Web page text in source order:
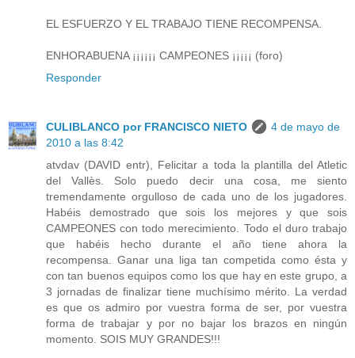
EL ESFUERZO Y EL TRABAJO TIENE RECOMPENSA.
ENHORABUENA ¡¡¡¡¡¡ CAMPEONES ¡¡¡¡¡ (foro)
Responder
CULIBLANCO por FRANCISCO NIETO
4 de mayo de
2010 a las 8:42
atvdav (DAVID entr), Felicitar a toda la plantilla del Atletic
del Vallès. Solo puedo decir una cosa, me siento
tremendamente orgulloso de cada uno de los jugadores.
Habéis demostrado que sois los mejores y que sois
CAMPEONES con todo merecimiento. Todo el duro trabajo
que habéis hecho durante el año tiene ahora la
recompensa. Ganar una liga tan competida como ésta y
con tan buenos equipos como los que hay en este grupo, a
3 jornadas de finalizar tiene muchísimo mérito. La verdad
es que os admiro por vuestra forma de ser, por vuestra
forma de trabajar y por no bajar los brazos en ningún
momento. SOIS MUY GRANDES!!!